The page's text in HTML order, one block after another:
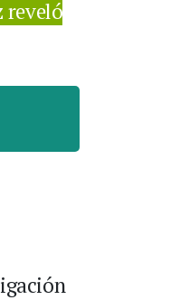
reveló